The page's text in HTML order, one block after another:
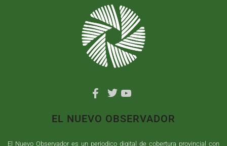
EL NUEVO OBSERVADOR
El Nuevo Observador es un periodico digital de cobertura provincial con